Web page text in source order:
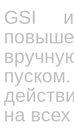
GSI
на